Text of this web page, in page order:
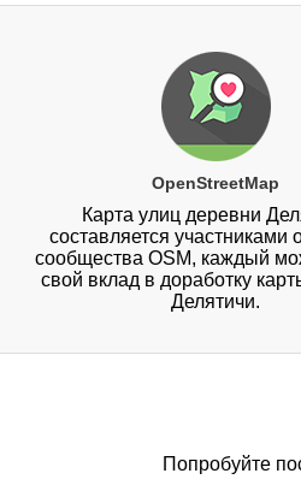
OpenStreetMap
Карта улиц деревни
составляется участниками
сообщества OSM, каждый
свой вклад в доработку
Делятичи.
Попробуйте